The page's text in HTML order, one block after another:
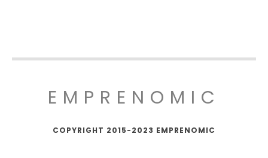
EMPRENOMIC
COPYRIGHT 2015-2023 EMPRENOMIC